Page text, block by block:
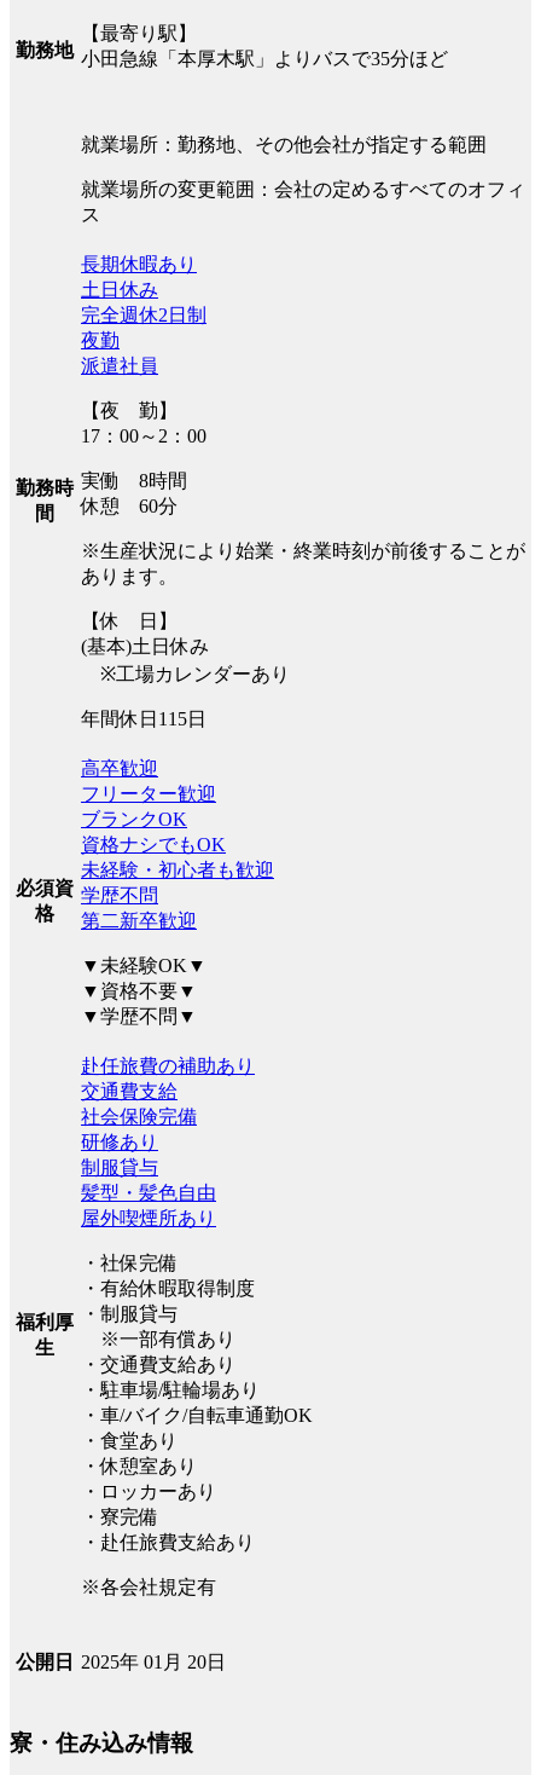
勤務地
【最寄り駅】
小田急線「本厚木駅」よりバスで35分ほど
就業場所：勤務地、その他会社が指定する範囲
就業場所の変更範囲：会社の定めるすべてのオフィ
ス
勤務時
間
長期休暇あり
土日休み
完全週休2日制
夜勤
派遣社員
【夜 勤】
17：00～2：00
実働 8時間
休憩 60分
※生産状況により始業・終業時刻が前後することが
あります。
【休 日】
(基本)土日休み
※工場カレンダーあり
年間休日115日
必須資
格
高卒歓迎
フリーター歓迎
ブランクOK
資格ナシでもOK
未経験・初心者も歓迎
学歴不問
第二新卒歓迎
▼未経験OK▼
▼資格不要▼
▼学歴不問▼
福利厚
生
赴任旅費の補助あり
交通費支給
社会保険完備
研修あり
制服貸与
髪型・髪色自由
屋外喫煙所あり
・社保完備
・有給休暇取得制度
・制服貸与
※一部有償あり
・交通費支給あり
・駐車場/駐輪場あり
・車/バイク/自転車通勤OK
・食堂あり
・休憩室あり
・ロッカーあり
・寮完備
・赴任旅費支給あり
※各会社規定有
公開日 2025年 01月 20日
寮・住み込み情報